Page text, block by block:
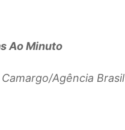
Ao Minuto
Agência Brasil